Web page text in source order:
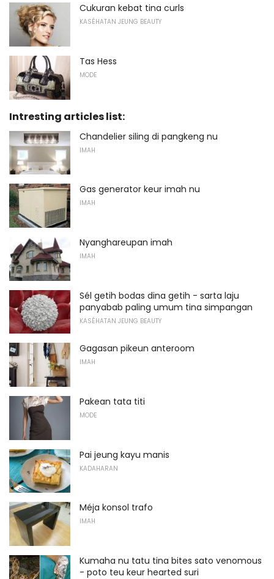
Cukuran kebat tina curls
KASÉHATAN JEUNG BEAUTY
Tas Hess
MODE
Intresting articles list:
Chandelier siling di pangkeng nu
IMAH
Gas generator keur imah nu
IMAH
Nyanghareupan imah
IMAH
Sél getih bodas dina getih - sarta laju
panyabab paling umum tina simpangan
KASÉHATAN JEUNG BEAUTY
Gagasan pikeun anteroom
IMAH
Pakean tata titi
MODE
Pai jeung kayu manis
KADAHARAN
Méja konsol trafo
IMAH
Kumaha nu tatu tina bites sato venomous
- poto teu keur hearted suri